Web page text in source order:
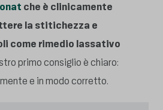
che è clinicamente
la stitichezza e
come rimedio lassativo
primo consiglio è chiaro:
e in modo corretto.